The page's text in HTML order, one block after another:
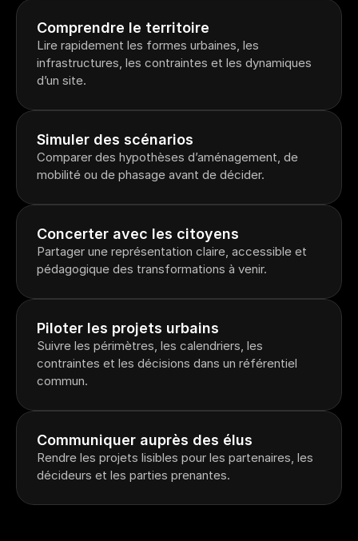
Comprendre le territoire
Lire rapidement les formes urbaines, les
infrastructures, les contraintes et les dynamiques
d’un site.
Simuler des scénarios
Comparer des hypothèses d’aménagement, de
mobilité ou de phasage avant de décider.
Concerter avec les citoyens
Partager une représentation claire, accessible et
pédagogique des transformations à venir.
Piloter les projets urbains
Suivre les périmètres, les calendriers, les
contraintes et les décisions dans un référentiel
commun.
Communiquer auprès des élus
Rendre les projets lisibles pour les partenaires, les
décideurs et les parties prenantes.